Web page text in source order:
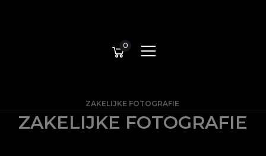
0
ZAKELIJKE FOTOGRAFIE
ZAKELIJKE FOTOGRAFIE